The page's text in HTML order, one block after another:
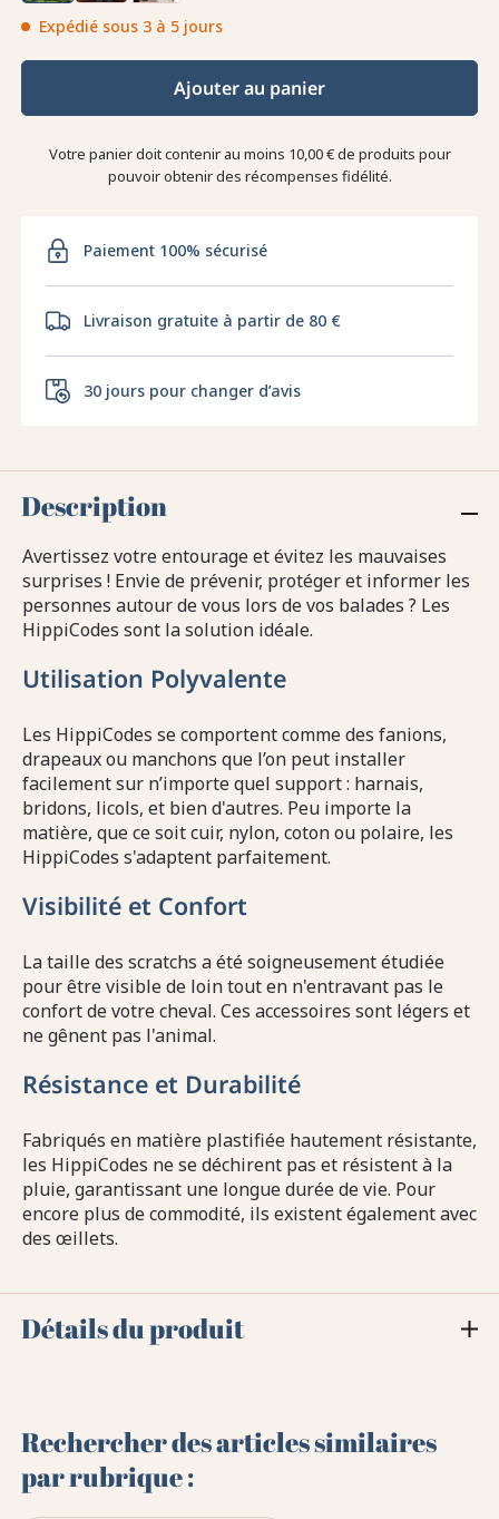
Expédié sous 3 à 5 jours
Ajouter au panier
Votre panier doit contenir au moins 10,00 € de produits pour
pouvoir obtenir des récompenses fidélité.
Paiement 100% sécurisé
Livraison gratuite à partir de 80 €
30 jours pour changer d’avis
Description
Avertissez votre entourage et évitez les mauvaises
surprises ! Envie de prévenir, protéger et informer les
personnes autour de vous lors de vos balades ? Les
HippiCodes sont la solution idéale.
Utilisation Polyvalente
Les HippiCodes se comportent comme des fanions,
drapeaux ou manchons que l’on peut installer
facilement sur n’importe quel support : harnais,
bridons, licols, et bien d'autres. Peu importe la
matière, que ce soit cuir, nylon, coton ou polaire, les
HippiCodes s'adaptent parfaitement.
Visibilité et Confort
La taille des scratchs a été soigneusement étudiée
pour être visible de loin tout en n'entravant pas le
confort de votre cheval. Ces accessoires sont légers et
ne gênent pas l'animal.
Résistance et Durabilité
Fabriqués en matière plastifiée hautement résistante,
les HippiCodes ne se déchirent pas et résistent à la
pluie, garantissant une longue durée de vie. Pour
encore plus de commodité, ils existent également avec
des œillets.
Détails du produit
Rechercher des articles similaires
par rubrique :